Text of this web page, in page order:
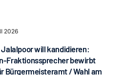
2026
Jalalpoor will kandidieren:
Fraktionssprecher bewirbt
Bürgermeisteramt / Wahl am